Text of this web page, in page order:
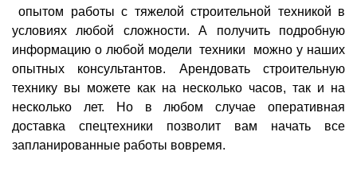
опытом работы с тяжелой строительной техникой в
условиях любой сложности. А получить подробную
информацию о любой модели техники можно у наших
опытных консультантов. Арендовать строительную
технику вы можете как на несколько часов, так и на
несколько лет. Но в любом случае оперативная
доставка спецтехники позволит вам начать все
запланированные работы вовремя.